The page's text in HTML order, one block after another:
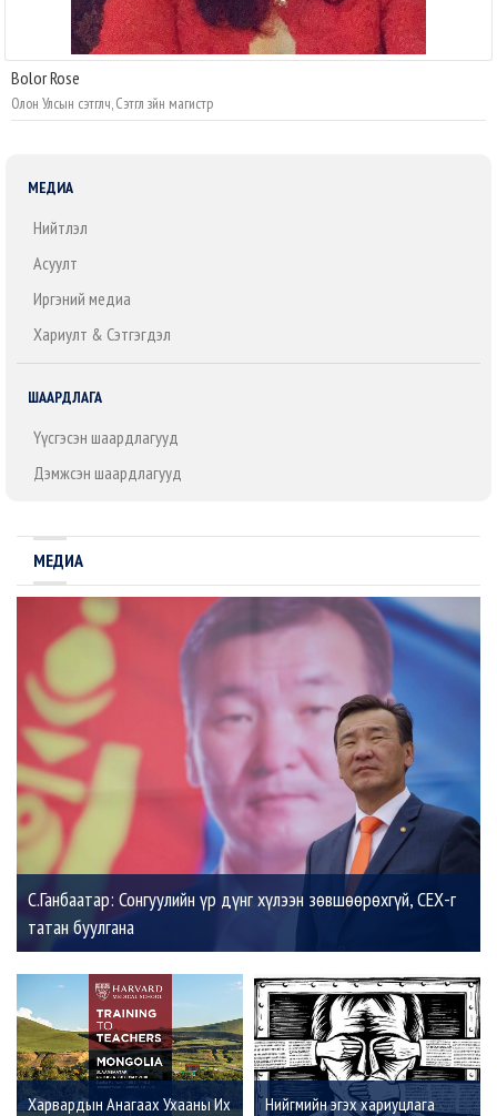
Bolor Rose
Олон Улсын сэтгүүлч, Сэтгүүл зүйн магистр
МЕДИА
Нийтлэл
Асуулт
Иргэний медиа
Хариулт & Сэтгэгдэл
ШААРДЛАГА
Үүсгэсэн шаардлагууд
Дэмжсэн шаардлагууд
МЕДИА
С.Ганбаатар: Сонгуулийн үр дүнг хүлээн зөвшөөрөхгүй, СЕХ-г
татан буулгана
Харвардын Анагаах Ухааны Их
Нийгмийн эгэх хариуцлага